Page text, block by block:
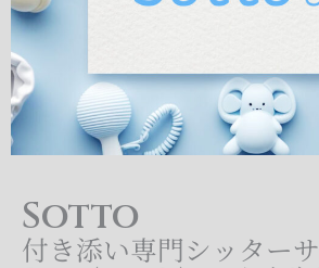
Sotto
付き添い専門シッター